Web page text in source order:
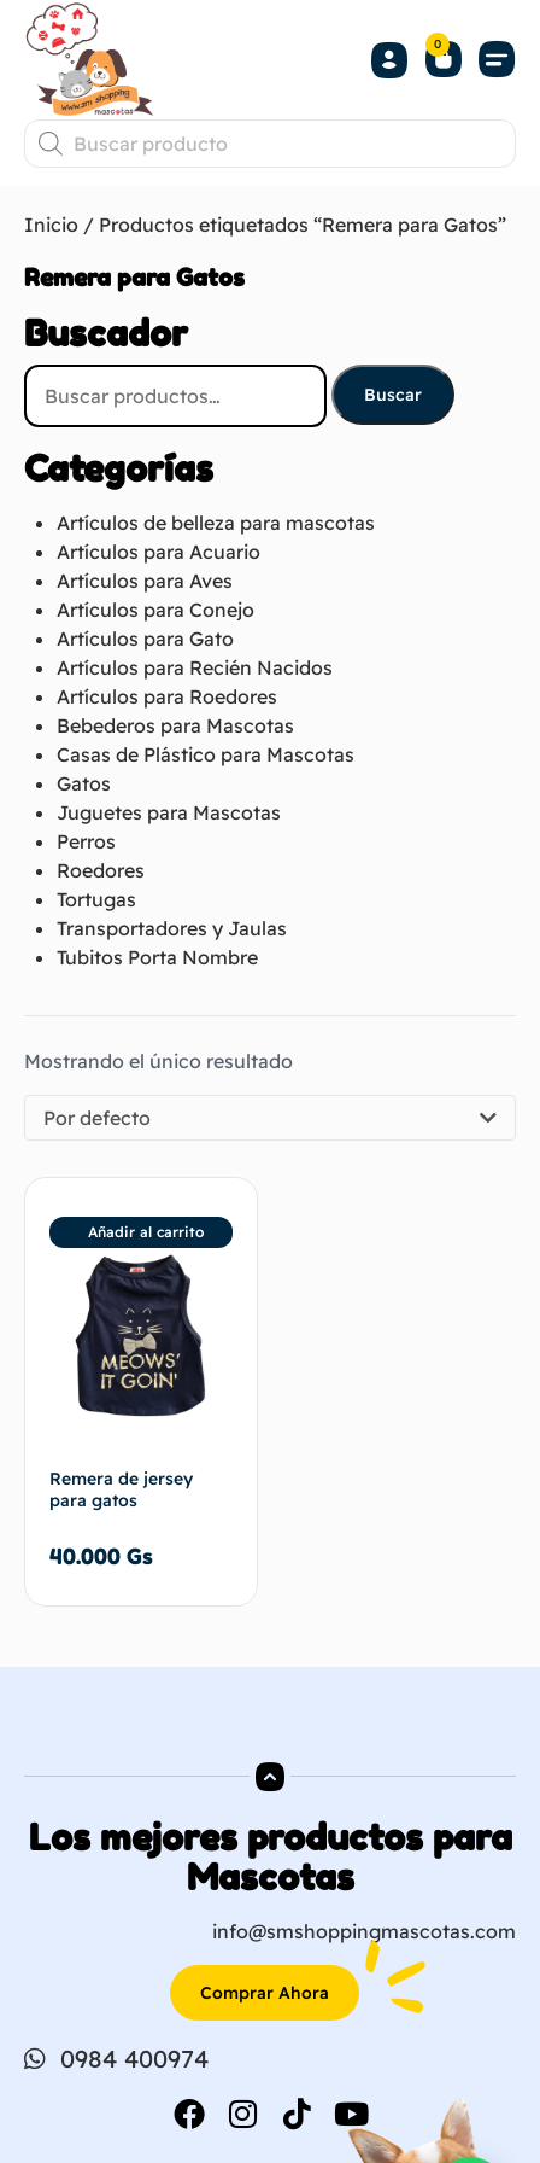
0
Inicio / Productos etiquetados “Remera para Gatos”
Remera para Gatos
Buscador
Buscar
Categorías
Artículos de belleza para mascotas
Artículos para Acuario
Artículos para Aves
Artículos para Conejo
Artículos para Gato
Artículos para Recién Nacidos
Artículos para Roedores
Bebederos para Mascotas
Casas de Plástico para Mascotas
Gatos
Juguetes para Mascotas
Perros
Roedores
Tortugas
Transportadores y Jaulas
Tubitos Porta Nombre
Mostrando el único resultado
Por defecto
Remera de jersey
para gatos
40.000 Gs
Añadir al carrito
Los mejores productos para
Mascotas
info@smshoppingmascotas.com
Comprar Ahora
0984 400974